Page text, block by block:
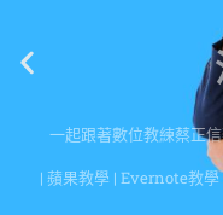
一起跟著數位教練蔡正
| 蘋果教學 | Evernote教